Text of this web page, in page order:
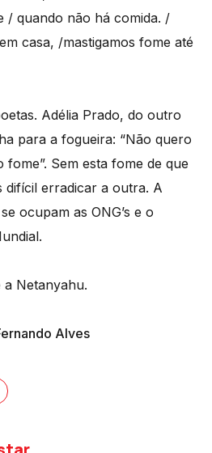
/ quando não há comida. /
casa, /mastigamos fome até
Adélia Prado, do outro
para a fogueira: “Não quero
Sem esta fome de que
difícil erradicar a outra. A
ocupam as ONG’s e o
a Netanyahu.
Alves